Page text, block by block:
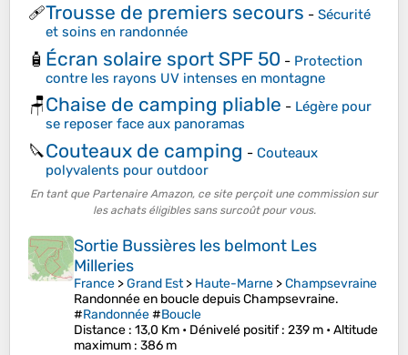
🩹Trousse de premiers secours - Sécurité
et soins en randonnée
🧴 Écran solaire sport SPF 50 - Protection
contre les rayons UV intenses en montagne
🪑Chaise de camping pliable - Légère pour
se reposer face aux panoramas
🔪Couteaux de camping - Couteaux
polyvalents pour outdoor
En tant que Partenaire Amazon, ce site perçoit une commission sur
les achats éligibles sans surcoût pour vous.
Sortie Bussières les belmont Les
Milleries
France >Grand Est> Haute-Marne >Champsevraine
Randonnée en boucle depuis Champsevraine.
#Randonnée#Boucle
Distance : 13,0 Km • Dénivelé positif: 239 m •Altitude
maximum : 386 m